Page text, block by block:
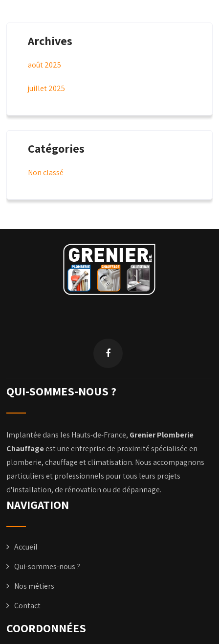
Archives
août 2025
juillet 2025
Catégories
Non classé
QUI-SOMMES-NOUS ?
Implantée dans les Hauts-de-France, Grenier Plomberie
Chauffageest une entreprise de proximité spécialisée en
plomberie, chauffage et climatisation. Nous accompagnons
particuliers et professionnels pour tous leurs projets
d'installation, de rénovation ou de dépannage.
NAVIGATION
Accueil
Qui-sommes-nous ?
Nos métiers
Contact
COORDONNÉES